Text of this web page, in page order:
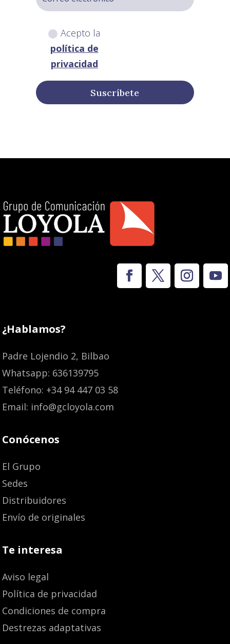
Acepto la
política de
privacidad
Suscríbete
¿Hablamos?
Padre Lojendio 2, Bilbao
Whatsapp: 636139795
Teléfono: +34 94 447 03 58
Email: info@gcloyola.com
Conócenos
El Grupo
Sedes
Distribuidores
Envío de originales
Te interesa
Aviso legal
Política de privacidad
Condiciones de compra
Destrezas adaptativas